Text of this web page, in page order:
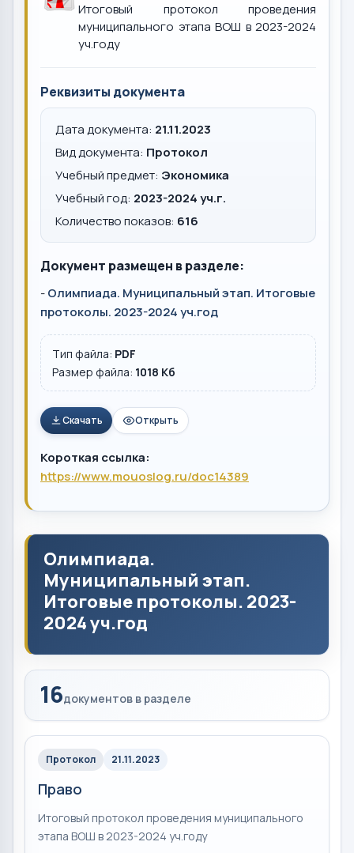
Итоговый протокол проведения
муниципального этапа ВОШ в 2023-2024
уч.году
Реквизиты документа
Дата документа: 21.11.2023
Вид документа: Протокол
Учебный предмет: Экономика
Учебный год: 2023-2024 уч.г.
Количество показов: 616
Документ размещен в разделе:
-Олимпиада. Муниципальный этап. Итоговые
протоколы. 2023-2024 уч.год
Тип файла: PDF
Размер файла: 1018 Кб
Скачать Открыть
Короткая ссылка:
https://www.mouoslog.ru/doc14389
Олимпиада.
Муниципальный этап.
Итоговые протоколы. 2023-
2024 уч.год
16документов в разделе
Протокол 21.11.2023
Право
Итоговый протокол проведения муниципального
этапа ВОШ в 2023-2024 уч.году